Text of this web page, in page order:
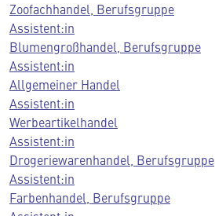
Zoofachhandel, Berufsgruppe
Assistent:in
Blumengroßhandel, Berufsgruppe
Assistent:in
Allgemeiner Handel
Assistent:in
Werbeartikelhandel
Assistent:in
Drogeriewarenhandel, Berufsgruppe
Assistent:in
Farbenhandel, Berufsgruppe